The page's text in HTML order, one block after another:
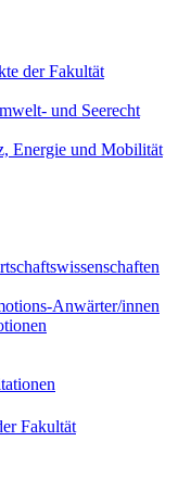
der Fakultät
und Seerecht
Energie und Mobilität
Anwärter/innen
Fakultät